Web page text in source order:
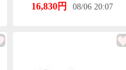
【ぐりーんまっくす・30513】
16,830円 08/06 20:07